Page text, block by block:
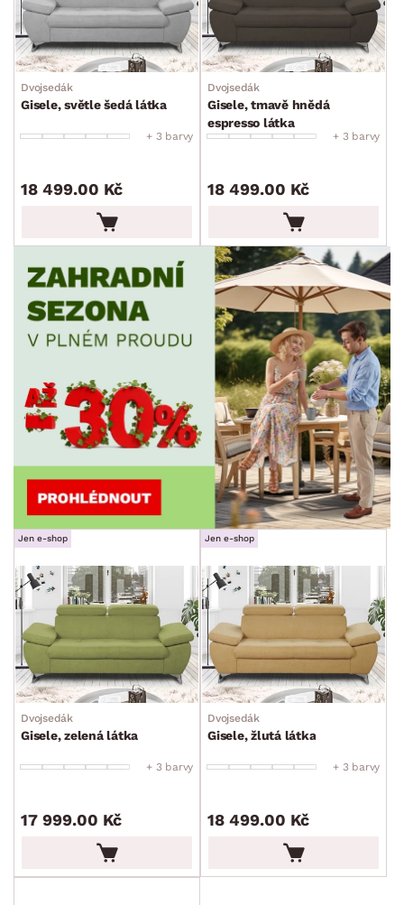
Dvojsedák
Gisele, světle šedá látka
+ 3 barvy
18 499.00 Kč
Dvojsedák
Gisele, tmavě hnědá
espresso látka
+ 3 barvy
18 499.00 Kč
Jen e-shop
Dvojsedák
Gisele, zelená látka
+ 3 barvy
17 999.00 Kč
Jen e-shop
Dvojsedák
Gisele, žlutá látka
+ 3 barvy
18 499.00 Kč